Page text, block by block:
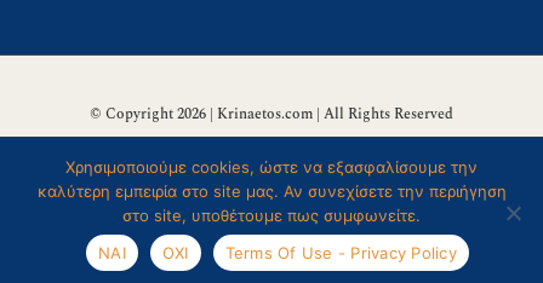
© Copyright 2026 | Krinaetos.com | All Rights Reserved
Χρησιμοποιούμε cookies, ώστε να εξασφαλίσουμε την
καλύτερη εμπειρία στο site μας. Αν συνεχίσετε την περιήγηση
στο site, υποθέτουμε πως συμφωνείτε.
ΝΑΙ
ΟΧΙ Terms Of Use - Privacy Policy